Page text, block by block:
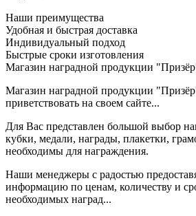
Наши преимущества
Удобная и быстрая доставка
Индивидуальный подход
Быстрые сроки изготовления
Магазин наградной продукции
Магазин наградной продукции
приветствовать на своем сайте...
Для Вас представлен большой выбор
кубки, медали, награды, плакетки,
необходимы для награждения.
Наши менеджеры с радостью
информацию по ценам, количеству и
необходимых наград...